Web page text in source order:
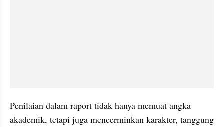
Penilaian dalam raport tidak hanya memuat angka
akademik, tetapi juga mencerminkan karakter, tanggung